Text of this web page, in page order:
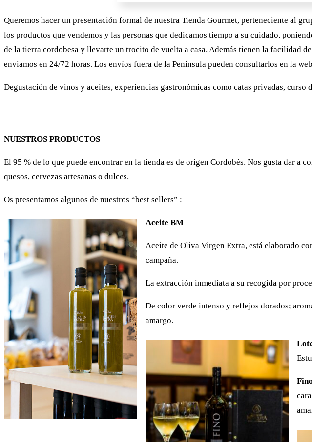
Queremos hacer un presentación formal de nuestra Tienda Gourmet, perteneciente al
los productos que vendemos y las personas que dedicamos tiempo a su cuidado,
de la tierra cordobesa y llevarte un trocito de vuelta a casa. Además tienen la facilidad
enviamos en 24/72 horas. Los envíos fuera de la Península pueden consultarlos en la web
Degustación de vinos y aceites, experiencias gastronómicas como catas privadas,
NUESTROS PRODUCTOS
El 95 % de lo que puede encontrar en la tienda es de origen Cordobés. Nos gusta dar a
quesos, cervezas artesanas o dulces.
Os presentamos algunos de nuestros “best sellers” :
Aceite BM
Aceite de Oliva Virgen Extra, está elaborado
campaña.
La extracción inmediata a su recogida por
De color verde intenso y reflejos dorados;
amargo.
Fino